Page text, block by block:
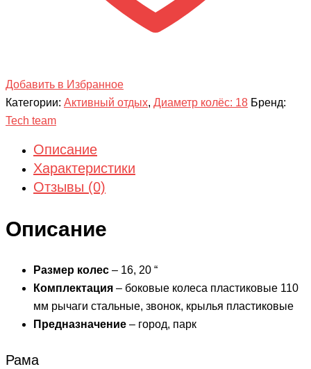
Добавить в Избранное
Категории: Активный отдых, Диаметр колёс: 18 Бренд:
Tech team
Описание
Характеристики
Отзывы (0)
Описание
Размер колес – 16, 20 “
Комплектация – боковые колеса пластиковые 110
мм рычаги стальные, звонок, крылья пластиковые
Предназначение – город, парк
Рама